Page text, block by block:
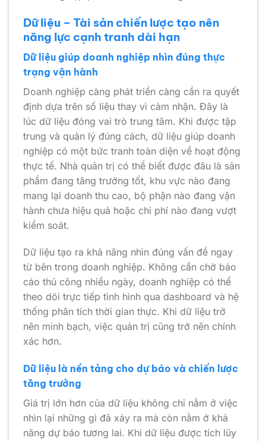
Dữ liệu – Tài sản chiến lược tạo nên
năng lực cạnh tranh dài hạn
Dữ liệu giúp doanh nghiệp nhìn đúng thực
trạng vận hành
Doanh nghiệp càng phát triển càng cần ra quyết
định dựa trên số liệu thay vì cảm nhận. Đây là
lúc dữ liệu đóng vai trò trung tâm. Khi được tập
trung và quản lý đúng cách, dữ liệu giúp doanh
nghiệp có một bức tranh toàn diện về hoạt động
thực tế. Nhà quản trị có thể biết được đâu là sản
phẩm đang tăng trưởng tốt, khu vực nào đang
mang lại doanh thu cao, bộ phận nào đang vận
hành chưa hiệu quả hoặc chi phí nào đang vượt
kiểm soát.
Dữ liệu tạo ra khả năng nhìn đúng vấn đề ngay
từ bên trong doanh nghiệp. Không cần chờ báo
cáo thủ công nhiều ngày, doanh nghiệp có thể
theo dõi trực tiếp tình hình qua dashboard và hệ
thống phân tích thời gian thực. Khi dữ liệu trở
nên minh bạch, việc quản trị cũng trở nên chính
xác hơn.
Dữ liệu là nền tảng cho dự báo và chiến lược
tăng trưởng
Giá trị lớn hơn của dữ liệu không chỉ nằm ở việc
nhìn lại những gì đã xảy ra mà còn nằm ở khả
năng dự báo tương lai. Khi dữ liệu được tích lũy